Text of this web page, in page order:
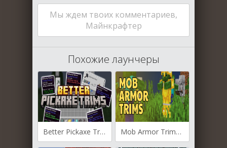
Мы ждем твоих комментариев,
Майнкрафтер
Похожие лаунчеры
Better Pickaxe Trims для Майнкрафт [1.21.1, 1.20.1] Mob Armor Trims для Майнкрафт [1.20.5, 1.20.4, 1.20.1]